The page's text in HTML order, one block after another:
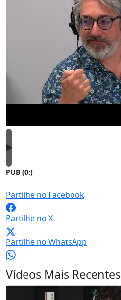
PUB (0:)
Partilhe no Facebook
Partilhe no X
Partilhe no WhatsApp
Vídeos Mais Recentes